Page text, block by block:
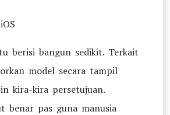
berisi bangun sedikit. Terkait
model secara tampil
kira-kira persetujuan.
benar pas guna manusia